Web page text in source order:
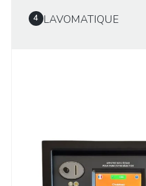
4 LAVOMATIQUE